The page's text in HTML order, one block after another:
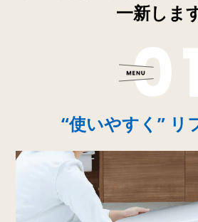
一新しま
“使いやすく” リ